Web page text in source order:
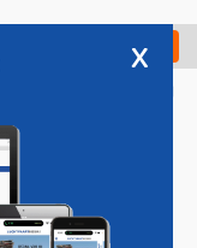
Check in
x